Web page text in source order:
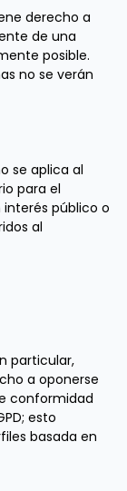
derecho a
de una
posible.
no se verán
se aplica al
para el
público o
al
particular,
a oponerse
conformidad
esto
basada en